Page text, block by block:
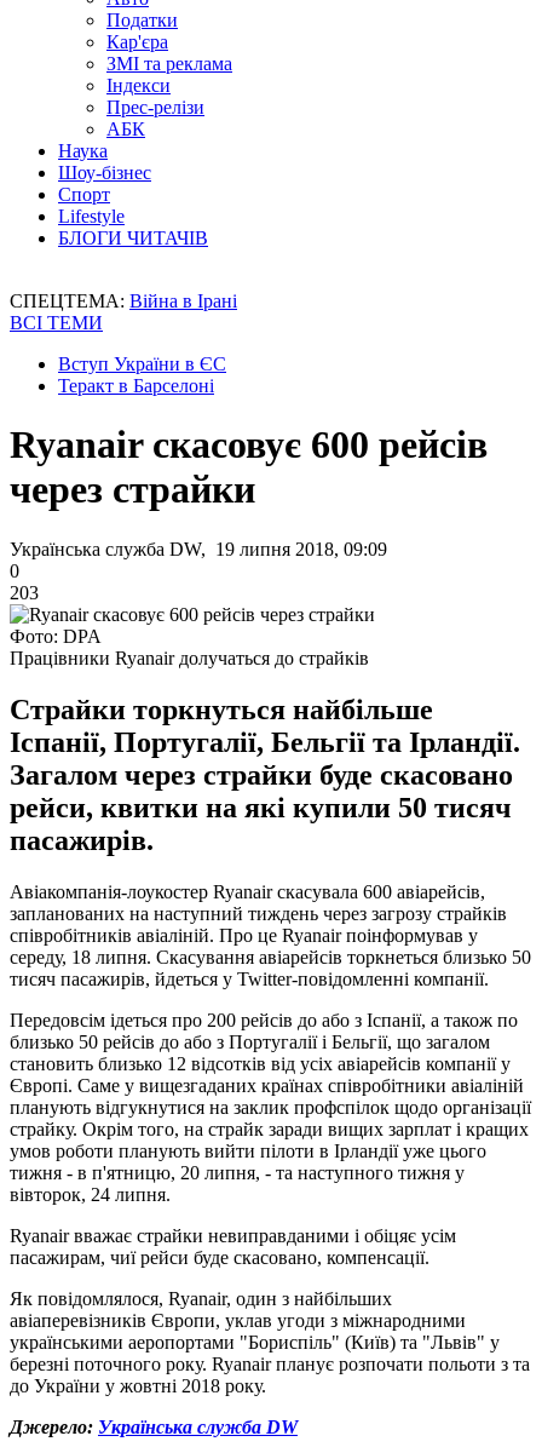
Податки
Кар'єра
ЗМІ та реклама
Індекси
Прес-релізи
АБК
Наука
Шоу-бізнес
Спорт
Lifestyle
БЛОГИ ЧИТАЧІВ
СПЕЦТЕМА: Війна в Ірані
ВСІ ТЕМИ
Вступ України в ЄС
Теракт в Барселоні
Ryanair скасовує 600 рейсів
через страйки
Українська служба DW, 19 липня 2018, 09:09
0
203
Фото: DPA
Працівники Ryanair долучаться до страйків
Страйки торкнуться найбільше
Іспанії, Португалії, Бельгії та Ірландії.
Загалом через страйки буде скасовано
рейси, квитки на які купили 50 тисяч
пасажирів.
Авіакомпанія-лоукостер Ryanair скасувала 600 авіарейсів,
запланованих на наступний тиждень через загрозу страйків
співробітників авіаліній. Про це Ryanair поінформував у
середу, 18 липня. Скасування авіарейсів торкнеться близько 50
тисяч пасажирів, йдеться у Twitter-повідомленні компанії.
Передовсім ідеться про 200 рейсів до або з Іспанії, а також по
близько 50 рейсів до або з Португалії і Бельгії, що загалом
становить близько 12 відсотків від усіх авіарейсів компанії у
Європі. Саме у вищезгаданих країнах співробітники авіаліній
планують відгукнутися на заклик профспілок щодо організації
страйку. Окрім того, на страйк заради вищих зарплат і кращих
умов роботи планують вийти пілоти в Ірландії уже цього
тижня - в п'ятницю, 20 липня, - та наступного тижня у
вівторок, 24 липня.
Ryanair вважає страйки невиправданими і обіцяє усім
пасажирам, чиї рейси буде скасовано, компенсації.
Як повідомлялося, Ryanair, один з найбільших
авіаперевізників Європи, уклав угоди з міжнародними
українськими аеропортами "Бориспіль" (Київ) та "Львів" у
березні поточного року. Ryanair планує розпочати польоти з та
до України у жовтні 2018 року.
Джерело: Українська служба DW